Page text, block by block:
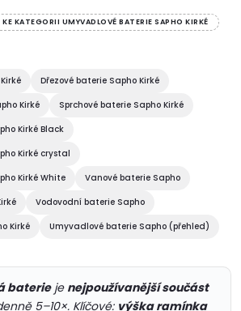
KATEGORII UMYVADLOVÉ BATERIE SAPHO KIRKÉ
Dřezové baterie Sapho Kirké
Kirké
Sprchové baterie Sapho Kirké
Kirké Black
Kirké crystal
Kirké White
Vanové baterie Sapho
Vodovodní baterie Sapho
Kirké
Umyvadlové baterie Sapho (přehled)
baterieje nejpoužívanější součást
5–10×. Klíčové: výška ramínka